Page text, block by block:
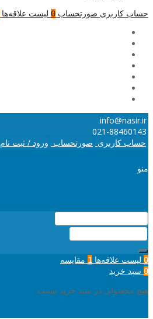
حساب کاربری صورتحساب 0 لیست علاقه‌ها
info@nasir.ir
021-88460143
حساب کاربری صورتحساب ورود / ثبت نام
منو
0 لیست علاقه‌ها 1 مقایسه
0 سبد خرید
هیچ محصولی در سبد خرید نیست.